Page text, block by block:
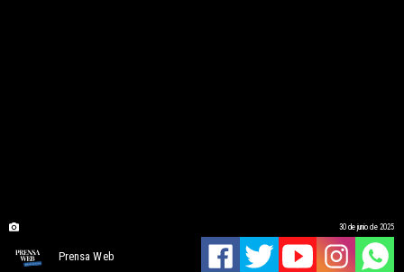
Prensa Web
30 de junio de 2025